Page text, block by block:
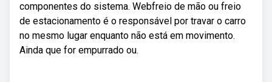
componentes do sistema. Webfreio de mão ou freio
de estacionamento é o responsável por travar o carro
no mesmo lugar enquanto não está em movimento.
Ainda que for empurrado ou.